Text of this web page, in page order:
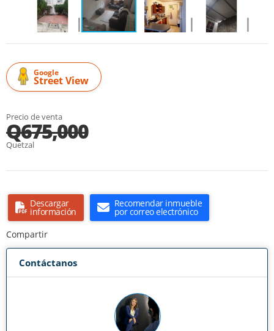
Google
Street View
Precio de venta
Q675,000
Quetzal
Descargar
información
Recomendar inmueble
por correo electrónico
Compartir
Contáctanos